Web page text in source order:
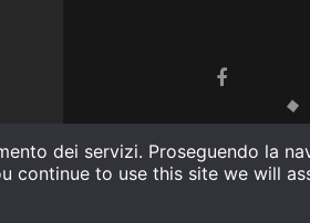
dei servizi. Proseguendo la
continue to use this site we will